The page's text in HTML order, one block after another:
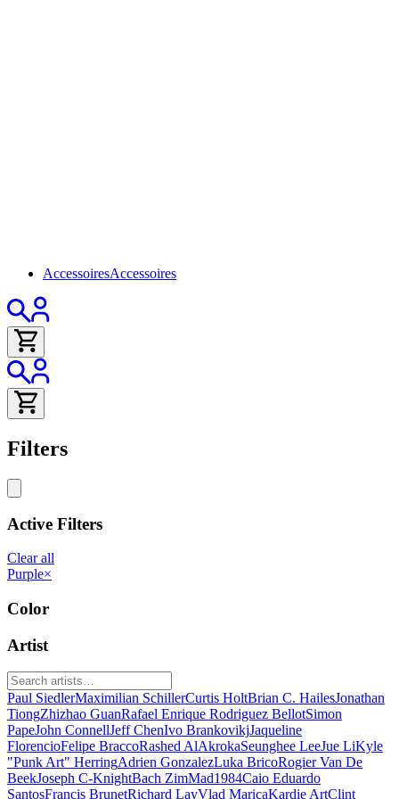
AccessoiresAccessoires
Filters
Active Filters
Clear all
Purple×
Color
Artist
Paul SiedlerMaximilian SchillerCurtis HoltBrian C. HailesJonathan
TiongZhizhao GuanRafael Enrique Rodriguez BellotSimon
PapeJohn ConnellJeff ChenIvo BrankovikjJaqueline
FlorencioFelipe BraccoRashed AlAkrokaSeunghee LeeJue LiKyle
"Punk Art" HerringAdrien GonzalezLuka BricoRogier Van De
BeekJoseph C-KnightBach ZimMad1984Caio Eduardo
SantosFrancis BrunetRichard LayVlad MaricaKardie ArtClint